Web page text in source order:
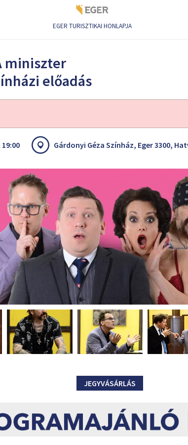
EGER TURISZTIKAI HONLAPJA
miniszter
előadás
Gárdonyi Géza Színház, Eger 3300,
JEGYVÁSÁRLÁS